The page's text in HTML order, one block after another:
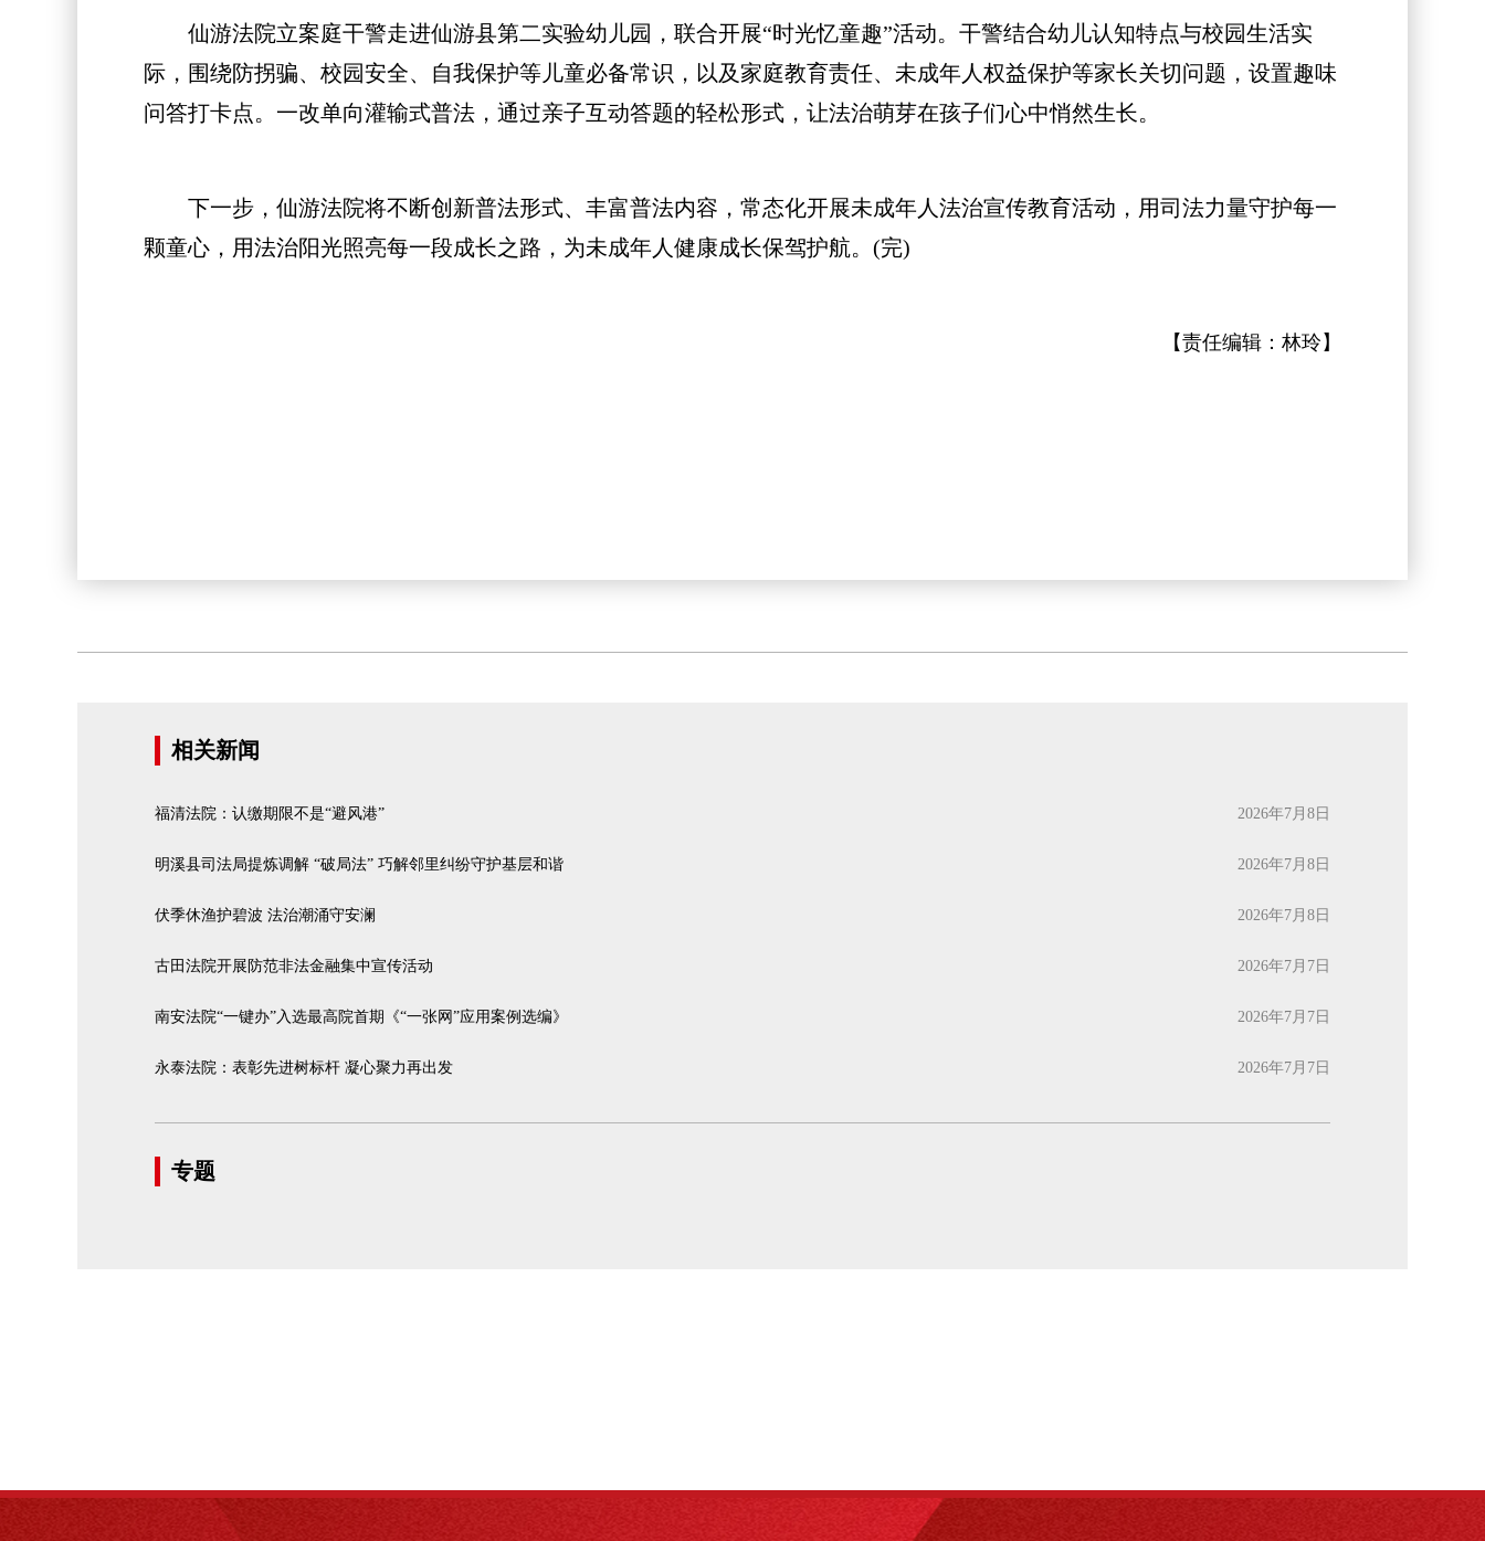
仙游法院立案庭干警走进仙游县第二实验幼儿园，联合开展“时光忆童趣”活动。干警结合幼儿认知特点与校园生活实
际，围绕防拐骗、校园安全、自我保护等儿童必备常识，以及家庭教育责任、未成年人权益保护等家长关切问题，设置趣味
问答打卡点。一改单向灌输式普法，通过亲子互动答题的轻松形式，让法治萌芽在孩子们心中悄然生长。
下一步，仙游法院将不断创新普法形式、丰富普法内容，常态化开展未成年人法治宣传教育活动，用司法力量守护每一
颗童心，用法治阳光照亮每一段成长之路，为未成年人健康成长保驾护航。(完)
【责任编辑： 林玲 】
相关新闻
福清法院：认缴期限不是“避风港” 2026年7月8日
明溪县司法局提炼调解 “破局法” 巧解邻里纠纷守护基层和谐 2026年7月8日
伏季休渔护碧波 法治潮涌守安澜 2026年7月8日
古田法院开展防范非法金融集中宣传活动 2026年7月7日
南安法院“一键办”入选最高院首期《“一张网”应用案例选编》 2026年7月7日
永泰法院：表彰先进树标杆 凝心聚力再出发 2026年7月7日
专题